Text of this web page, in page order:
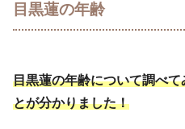
目黒蓮の年齢
目黒蓮の年齢について調べて
とが分かりました！